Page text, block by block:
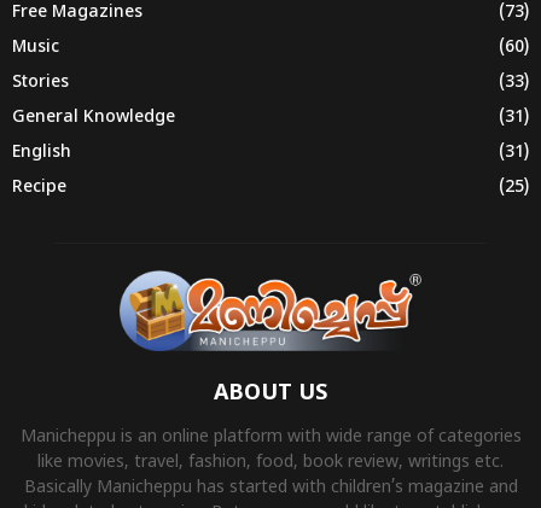
Free Magazines
(73)
Music
(60)
Stories
(33)
General Knowledge
(31)
English
(31)
Recipe
(25)
ABOUT US
Manicheppu is an online platform with wide range of categories
like movies, travel, fashion, food, book review, writings etc.
Basically Manicheppu has started with children’s magazine and